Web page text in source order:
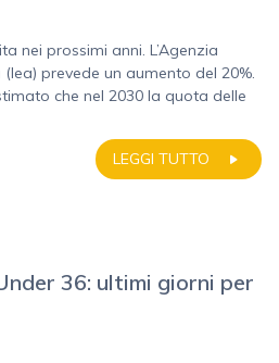
nei prossimi anni. L’Agenzia
prevede un aumento del 20%.
che nel 2030 la quota delle
LEGGI TUTTO
36: ultimi giorni per